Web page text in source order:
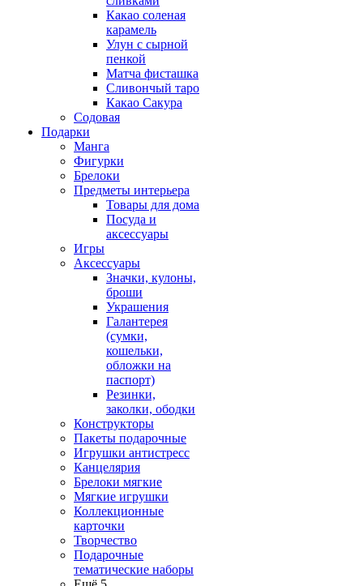
Какао соленая
карамель
Улун с сырной
пенкой
Матча фисташка
Сливончый таро
Какао Сакура
Содовая
Подарки
Манга
Фигурки
Брелоки
Предметы интерьера
Товары для дома
Посуда и
аксессуары
Игры
Аксессуары
Значки, кулоны,
броши
Украшения
Галантерея
(сумки,
кошельки,
обложки на
паспорт)
Резинки,
заколки, ободки
Конструкторы
Пакеты подарочные
Игрушки антистресс
Канцелярия
Брелоки мягкие
Мягкие игрушки
Коллекционные
карточки
Творчество
Подарочные
тематические наборы